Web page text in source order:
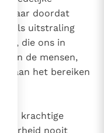
maar doordat
als uitstraling
die ons in
aan de mensen,
aan het bereiken
en krachtige
nooit